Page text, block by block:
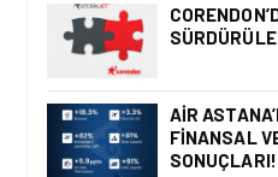
AIR
FINANSAL
SONUÇLARI!